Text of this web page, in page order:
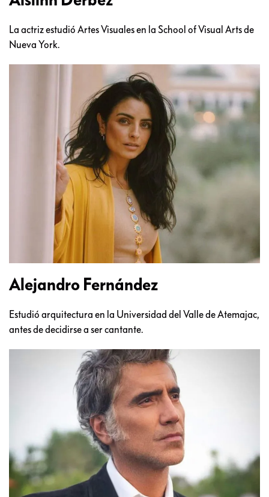
La actriz estudió Artes Visuales en la School of Visual Arts de
Nueva York.
Alejandro Fernández
Estudió arquitectura en la Universidad del Valle de Atemajac,
antes de decidirse a ser cantante.